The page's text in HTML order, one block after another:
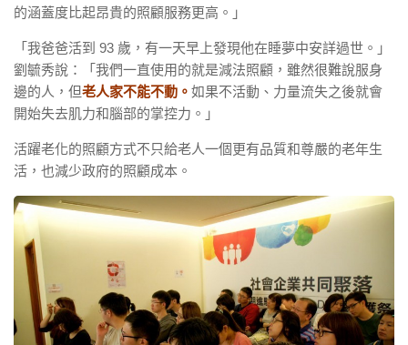
的涵蓋度比起昂貴的照顧服務更高。」
「我爸爸活到 93 歲，有一天早上發現他在睡夢中安詳過世。」
劉毓秀說：「我們一直使用的就是減法照顧，雖然很難說服身
邊的人，但老人家不能不動。 如果不活動、力量流失之後就會
開始失去肌力和腦部的掌控力。」
活躍老化的照顧方式不只給老人一個更有品質和尊嚴的老年生
活，也減少政府的照顧成本。